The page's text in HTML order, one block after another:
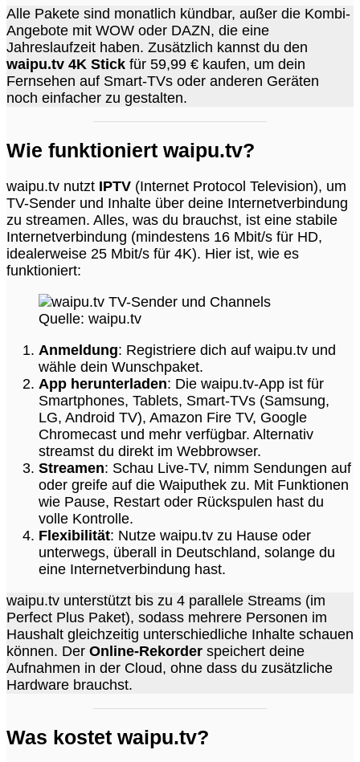
Alle Pakete sind monatlich kündbar, außer die Kombi-
Angebote mit WOW oder DAZN, die eine
Jahreslaufzeit haben. Zusätzlich kannst du den
waipu.tv 4K Stick für 59,99 € kaufen, um dein
Fernsehen auf Smart-TVs oder anderen Geräten
noch einfacher zu gestalten.
Wie funktioniert waipu.tv?
waipu.tv nutzt IPTV (Internet Protocol Television), um
TV-Sender und Inhalte über deine Internetverbindung
zu streamen. Alles, was du brauchst, ist eine stabile
Internetverbindung (mindestens 16 Mbit/s für HD,
idealerweise 25 Mbit/s für 4K). Hier ist, wie es
funktioniert:
Quelle: waipu.tv
Anmeldung: Registriere dich auf waipu.tv und
wähle dein Wunschpaket.
App herunterladen: Die waipu.tv-App ist für
Smartphones, Tablets, Smart-TVs (Samsung,
LG, Android TV), Amazon Fire TV, Google
Chromecast und mehr verfügbar. Alternativ
streamst du direkt im Webbrowser.
Streamen: Schau Live-TV, nimm Sendungen auf
oder greife auf die Waiputhek zu. Mit Funktionen
wie Pause, Restart oder Rückspulen hast du
volle Kontrolle.
Flexibilität: Nutze waipu.tv zu Hause oder
unterwegs, überall in Deutschland, solange du
eine Internetverbindung hast.
waipu.tv unterstützt bis zu 4 parallele Streams (im
Perfect Plus Paket), sodass mehrere Personen im
Haushalt gleichzeitig unterschiedliche Inhalte schauen
können. Der Online-Rekorder speichert deine
Aufnahmen in der Cloud, ohne dass du zusätzliche
Hardware brauchst.
Was kostet waipu.tv?